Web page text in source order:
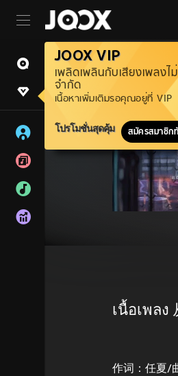
JOOX VIP
เพลิดเพลินกับเสียงเพลงไม่
จำกัด
เนื้อหาเพิ่มเติมรอคุณอยู่ที่ VIP
โปรโมชั่นสุดคุ้ม สมัครสมาชิก
เนื้อเพลง
作词：任夏/